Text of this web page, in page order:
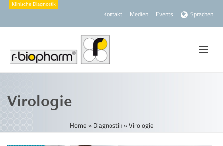
Kontakt Medien Events Sprachen
Virologie
Home » Diagnostik»Virologie